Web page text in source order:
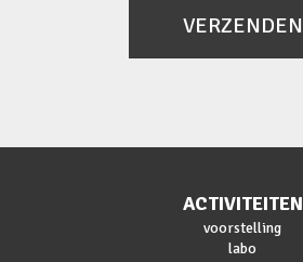
VERZENDEN
ACTIVITEITEN
voorstelling
labo